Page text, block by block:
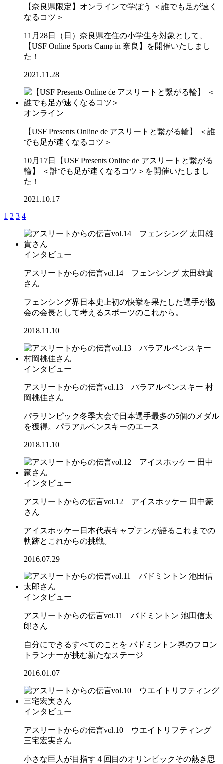
【奈良県限定】オンラインで学ぼう ＜誰でも足が速く
なるコツ＞
11月28日（日）奈良県在住の小学生を対象として、
【USF Online Sports Camp in 奈良】を開催いたしまし
た！
2021.11.28
オンライン
【USF Presents Online de アスリートと繋がる輪】 ＜誰
でも足が速くなるコツ＞
10月17日【USF Presents Online de アスリートと繋がる
輪】 ＜誰でも足が速くなるコツ＞を開催いたしまし
た！
2021.10.17
1 2 3 4
インタビュー
アスリートからの伝言vol.14 フェンシング 太田雄貴
さん
フェンシング界日本史上初の快挙を果たした選手が協
会の会長として考えるスポーツのこれから。
2018.11.10
インタビュー
アスリートからの伝言vol.13 パラアルペンスキー 村
岡桃佳さん
パラリンピック冬季大会で日本選手最多の5個のメダル
を獲得。パラアルペンスキーのエース
2018.11.10
インタビュー
アスリートからの伝言vol.12 アイスホッケー 田中豪
さん
アイスホッケー日本代表キャプテンが語るこれまでの
軌跡とこれからの挑戦。
2016.07.29
インタビュー
アスリートからの伝言vol.11 バドミントン 池田信太
郎さん
自分にできるすべてのことを バドミントン界のフロン
トランナーが挑む新たなステージ
2016.01.07
インタビュー
アスリートからの伝言vol.10 ウエイトリフティング
三宅宏実さん
小さな巨人が目指す４回目のオリンピックその熱き思